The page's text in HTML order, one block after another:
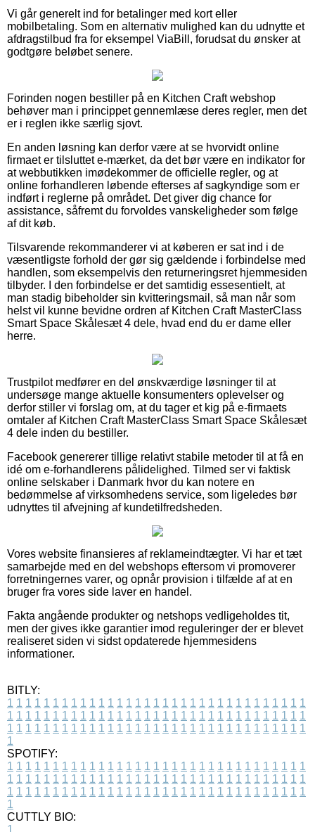
Vi går generelt ind for betalinger med kort eller
mobilbetaling. Som en alternativ mulighed kan du udnytte et
afdragstilbud fra for eksempel ViaBill, forudsat du ønsker at
godtgøre beløbet senere.
Forinden nogen bestiller på en Kitchen Craft webshop
behøver man i princippet gennemlæse deres regler, men det
er i reglen ikke særlig sjovt.
En anden løsning kan derfor være at se hvorvidt online
firmaet er tilsluttet e-mærket, da det bør være en indikator for
at webbutikken imødekommer de officielle regler, og at
online forhandleren løbende efterses af sagkyndige som er
indført i reglerne på området. Det giver dig chance for
assistance, såfremt du forvoldes vanskeligheder som følge
af dit køb.
Tilsvarende rekommanderer vi at køberen er sat ind i de
væsentligste forhold der gør sig gældende i forbindelse med
handlen, som eksempelvis den returneringsret hjemmesiden
tilbyder. I den forbindelse er det samtidig essesentielt, at
man stadig bibeholder sin kvitteringsmail, så man når som
helst vil kunne bevidne ordren af Kitchen Craft MasterClass
Smart Space Skålesæt 4 dele, hvad end du er dame eller
herre.
Trustpilot medfører en del ønskværdige løsninger til at
undersøge mange aktuelle konsumenters oplevelser og
derfor stiller vi forslag om, at du tager et kig på e-firmaets
omtaler af Kitchen Craft MasterClass Smart Space Skålesæt
4 dele inden du bestiller.
Facebook genererer tillige relativt stabile metoder til at få en
idé om e-forhandlerens pålidelighed. Tilmed ser vi faktisk
online selskaber i Danmark hvor du kan notere en
bedømmelse af virksomhedens service, som ligeledes bør
udnyttes til afvejning af kundetilfredsheden.
Vores website finansieres af reklameindtægter. Vi har et tæt
samarbejde med en del webshops eftersom vi promoverer
forretningernes varer, og opnår provision i tilfælde af at en
bruger fra vores side laver en handel.
Fakta angående produkter og netshops vedligeholdes tit,
men der gives ikke garantier imod reguleringer der er blevet
realiseret siden vi sidst opdaterede hjemmesidens
informationer.
BITLY:
1 1 1 1 1 1 1 1 1 1 1 1 1 1 1 1 1 1 1 1 1 1 1 1 1 1 1 1 1 1 1 1 1
1 1 1 1 1 1 1 1 1 1 1 1 1 1 1 1 1 1 1 1 1 1 1 1 1 1 1 1 1 1 1 1 1
1 1 1 1 1 1 1 1 1 1 1 1 1 1 1 1 1 1 1 1 1 1 1 1 1 1 1 1 1 1 1 1 1
1
SPOTIFY:
1 1 1 1 1 1 1 1 1 1 1 1 1 1 1 1 1 1 1 1 1 1 1 1 1 1 1 1 1 1 1 1 1
1 1 1 1 1 1 1 1 1 1 1 1 1 1 1 1 1 1 1 1 1 1 1 1 1 1 1 1 1 1 1 1 1
1 1 1 1 1 1 1 1 1 1 1 1 1 1 1 1 1 1 1 1 1 1 1 1 1 1 1 1 1 1 1 1 1
1
CUTTLY BIO:
1